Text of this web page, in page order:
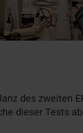
des zweiten
dieser Tests